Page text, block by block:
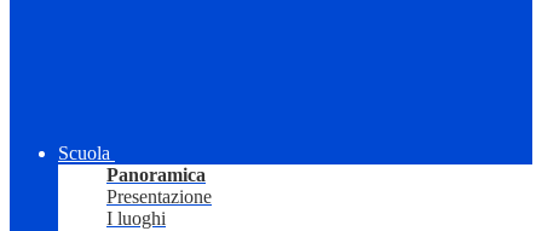
Scuola
Panoramica
Presentazione
I luoghi